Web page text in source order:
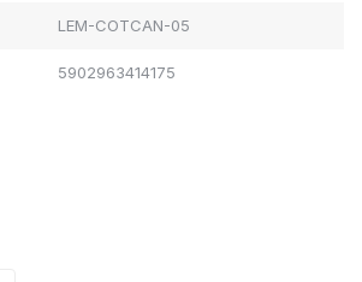
LEM-COTCAN-05
5902963414175